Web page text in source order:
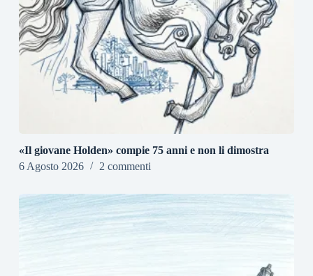
«Il giovane Holden» compie 75 anni e non li dimostra
6 Agosto 2026
2 commenti